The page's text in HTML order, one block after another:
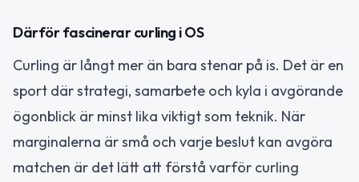
Därför fascinerar curling i OS
Curling är långt mer än bara stenar på is. Det är en
sport där strategi, samarbete och kyla i avgörande
ögonblick är minst lika viktigt som teknik. När
marginalerna är små och varje beslut kan avgöra
matchen är det lätt att förstå varför curling